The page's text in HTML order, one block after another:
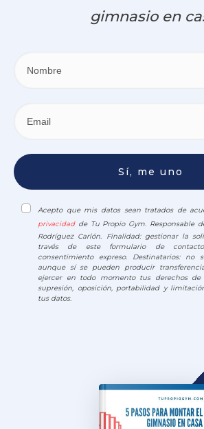
gimnasio en
Sí, me uno
Acepto que mis datos sean tratados de
privacidad de Tu Propio Gym. Responsable
Rodríguez Carlón. Finalidad: gestionar la
través de este formulario de
consentimiento expreso. Destinatarios: no
aunque sí se pueden producir
ejercer en todo momento tus derechos de
supresión, oposición, portabilidad y
tus datos.